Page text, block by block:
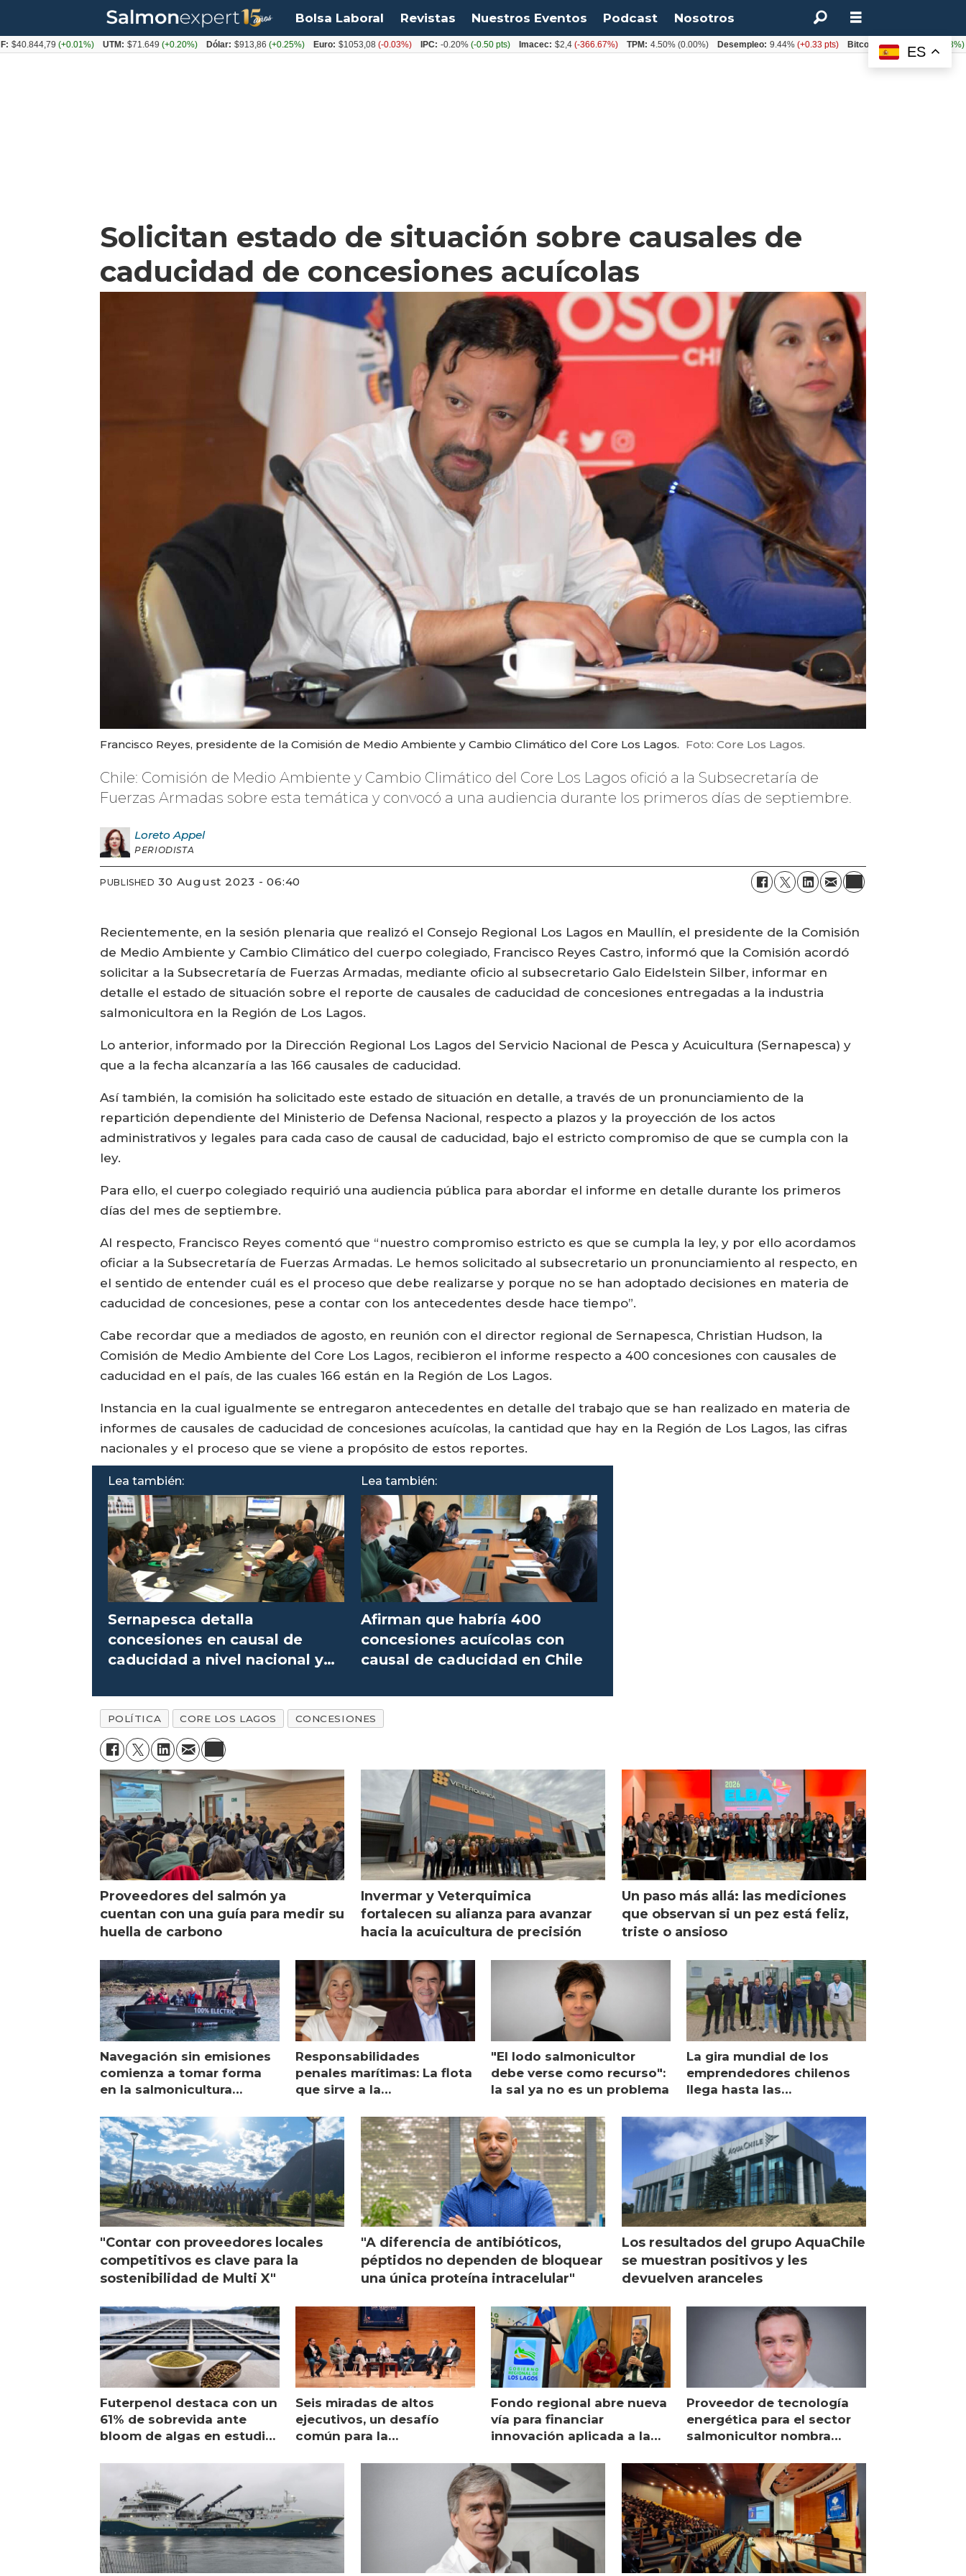
Bolsa Laboral Revistas Nuestros Eventos Podcast Nosotros
Solicitan estado de situación sobre causales de
caducidad de concesiones acuícolas
Francisco Reyes, presidente de la Comisión de Medio Ambiente y Cambio Climático del Core Los Lagos. Foto: Core Los Lagos.
Chile: Comisión de Medio Ambiente y Cambio Climático del Core Los Lagos ofició a la Subsecretaría de
Fuerzas Armadas sobre esta temática y convocó a una audiencia durante los primeros días de septiembre.
Loreto Appel
PERIODISTA
PUBLISHED 30 August 2023 - 06:40
Recientemente, en la sesión plenaria que realizó el Consejo Regional Los Lagos en Maullín, el presidente de la Comisión
de Medio Ambiente y Cambio Climático del cuerpo colegiado, Francisco Reyes Castro, informó que la Comisión acordó
solicitar a la Subsecretaría de Fuerzas Armadas, mediante oficio al subsecretario Galo Eidelstein Silber, informar en
detalle el estado de situación sobre el reporte de causales de caducidad de concesiones entregadas a la industria
salmonicultora en la Región de Los Lagos.
Lo anterior, informado por la Dirección Regional Los Lagos del Servicio Nacional de Pesca y Acuicultura (Sernapesca) y
que a la fecha alcanzaría a las 166 causales de caducidad.
Así también, la comisión ha solicitado este estado de situación en detalle, a través de un pronunciamiento de la
repartición dependiente del Ministerio de Defensa Nacional, respecto a plazos y la proyección de los actos
administrativos y legales para cada caso de causal de caducidad, bajo el estricto compromiso de que se cumpla con la
ley.
Para ello, el cuerpo colegiado requirió una audiencia pública para abordar el informe en detalle durante los primeros
días del mes de septiembre.
Al respecto, Francisco Reyes comentó que “nuestro compromiso estricto es que se cumpla la ley, y por ello acordamos
oficiar a la Subsecretaría de Fuerzas Armadas. Le hemos solicitado al subsecretario un pronunciamiento al respecto, en
el sentido de entender cuál es el proceso que debe realizarse y porque no se han adoptado decisiones en materia de
caducidad de concesiones, pese a contar con los antecedentes desde hace tiempo”.
Cabe recordar que a mediados de agosto, en reunión con el director regional de Sernapesca, Christian Hudson, la
Comisión de Medio Ambiente del Core Los Lagos, recibieron el informe respecto a 400 concesiones con causales de
caducidad en el país, de las cuales 166 están en la Región de Los Lagos.
Instancia en la cual igualmente se entregaron antecedentes en detalle del trabajo que se han realizado en materia de
informes de causales de caducidad de concesiones acuícolas, la cantidad que hay en la Región de Los Lagos, las cifras
nacionales y el proceso que se viene a propósito de estos reportes.
Lea también:
Sernapesca detalla
concesiones en causal de
caducidad a nivel nacional y
Lea también:
Afirman que habría 400
concesiones acuícolas con
causal de caducidad en Chile
POLÍTICA CORE LOS LAGOS CONCESIONES
Proveedores del salmón ya
cuentan con una guía para medir su
huella de carbono
Invermar y Veterquimica
fortalecen su alianza para avanzar
hacia la acuicultura de precisión
Un paso más allá: las mediciones
que observan si un pez está feliz,
triste o ansioso
Navegación sin emisiones
comienza a tomar forma
en la salmonicultura
Responsabilidades
penales marítimas: La flota
que sirve a la
visión
"El lodo salmonicultor
debe verse como recurso":
la sal ya no es un problema
La gira mundial de los
emprendedores chilenos
llega hasta las
Escocia
"Contar con proveedores locales
competitivos es clave para la
sostenibilidad de Multi X"
"A diferencia de antibióticos,
péptidos no dependen de bloquear
una única proteína intracelular"
Los resultados del grupo AquaChile
se muestran positivos y les
devuelven aranceles
Futerpenol destaca con un
61% de sobrevida ante
bloom de algas en estudio
Seis miradas de altos
ejecutivos, un desafío
común para la
Fondo regional abre nueva
vía para financiar
innovación aplicada a la
Proveedor de tecnología
energética para el sector
salmonicultor nombra
ES
(+0.01%) UTM: $71.649(+0.20%) Dólar: $913,86(+0.25%) Euro: $1053,08 (-0.03%) IPC: -0.20% (-0.50 pts) Imacec: $2,4(-366.67%) TPM: 4.50%(0.00%) Desempleo: 9.44%(+0.33 pts) Bitcoin: $64.600,08(+2.93%) UF: